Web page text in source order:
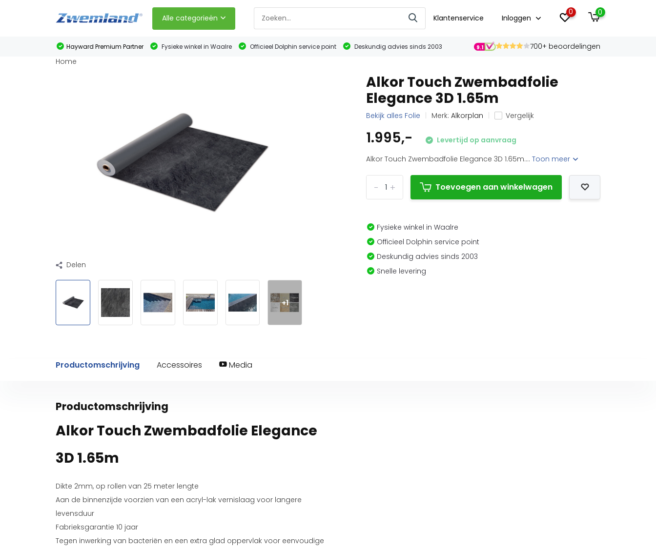
Alle categorieën Klantenservice Inloggen
0 0
Hayward Premium Partner Fysieke winkel in Waalre Officieel Dolphin service point Deskundig advies sinds 2003 9.1
700+ beoordelingen
Home
Delen
+1
Alkor Touch Zwembadfolie
Elegance 3D 1.65m
Bekijk alles Folie Merk:Alkorplan Vergelijk
1.995,-
Levertijd op aanvraag
Alkor Touch Zwembadfolie Elegance 3D 1.65m....Toon meer
+
- Toevoegen aan winkelwagen
Fysieke winkel in Waalre
Officieel Dolphin service point
Deskundig advies sinds 2003
Snelle levering
Productomschrijving Accessoires Media
Productomschrijving
Alkor Touch Zwembadfolie Elegance
3D 1.65m
Dikte 2mm, op rollen van 25 meter lengte
Aan de binnenzijde voorzien van een acryl-lak vernislaag voor langere
levensduur
Fabrieksgarantie 10 jaar
Tegen inwerking van bacteriën en een extra glad oppervlak voor eenvoudige